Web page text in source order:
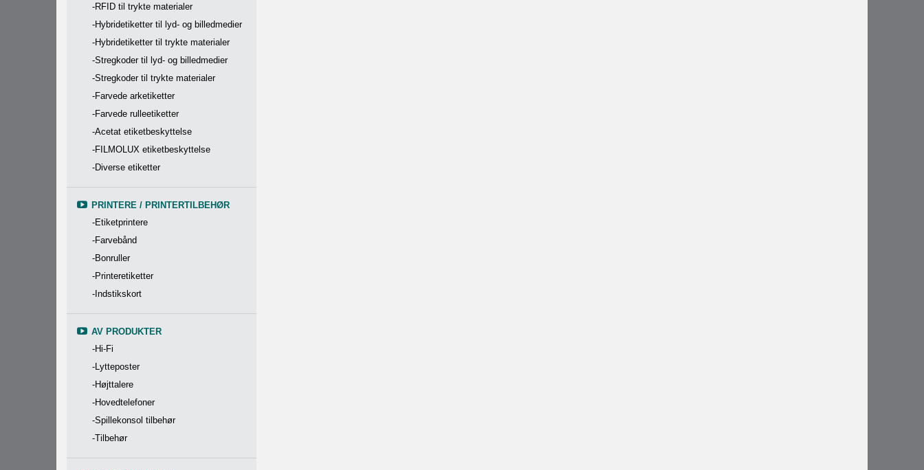
-RFID til trykte materialer
-Hybridetiketter til lyd- og billedmedier
-Hybridetiketter til trykte materialer
-Stregkoder til lyd- og billedmedier
-Stregkoder til trykte materialer
-Farvede arketiketter
-Farvede rulleetiketter
-Acetat etiketbeskyttelse
-FILMOLUX etiketbeskyttelse
-Diverse etiketter
PRINTERE / PRINTERTILBEHØR
-Etiketprintere
-Farvebånd
-Bonruller
-Printeretiketter
-Indstikskort
AV PRODUKTER
-Hi-Fi
-Lytteposter
-Højttalere
-Hovedtelefoner
-Spillekonsol tilbehør
-Tilbehør